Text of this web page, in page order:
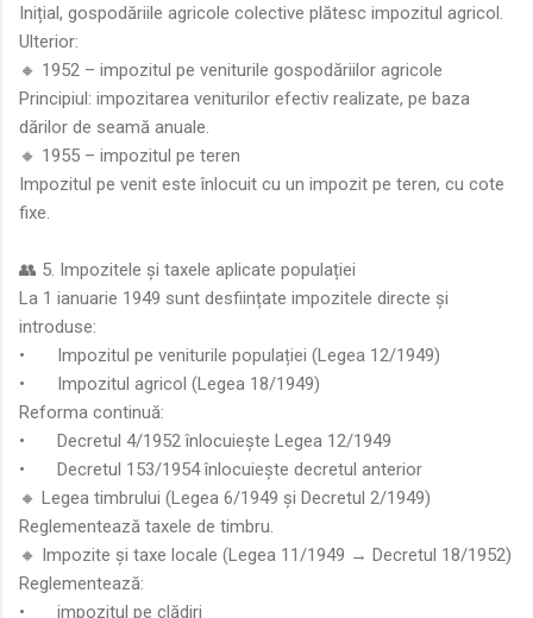
Inițial, gospodăriile agricole colective plătesc impozitul agricol.
Ulterior:
🔸 1952 – impozitul pe veniturile gospodăriilor agricole
Principiul: impozitarea veniturilor efectiv realizate, pe baza
dărilor de seamă anuale.
🔸 1955 – impozitul pe teren
Impozitul pe venit este înlocuit cu un impozit pe teren, cu cote
fixe.
👥 5. Impozitele și taxele aplicate populației
La 1 ianuarie 1949 sunt desființate impozitele directe și
introduse:
•
Impozitul pe veniturile populației (Legea 12/1949)
•
Impozitul agricol (Legea 18/1949)
Reforma continuă:
•
Decretul 4/1952 înlocuiește Legea 12/1949
•
Decretul 153/1954 înlocuiește decretul anterior
🔸 Legea timbrului (Legea 6/1949 și Decretul 2/1949)
Reglementează taxele de timbru.
🔸 Impozite și taxe locale (Legea 11/1949 → Decretul 18/1952)
Reglementează:
•
impozitul pe clădiri